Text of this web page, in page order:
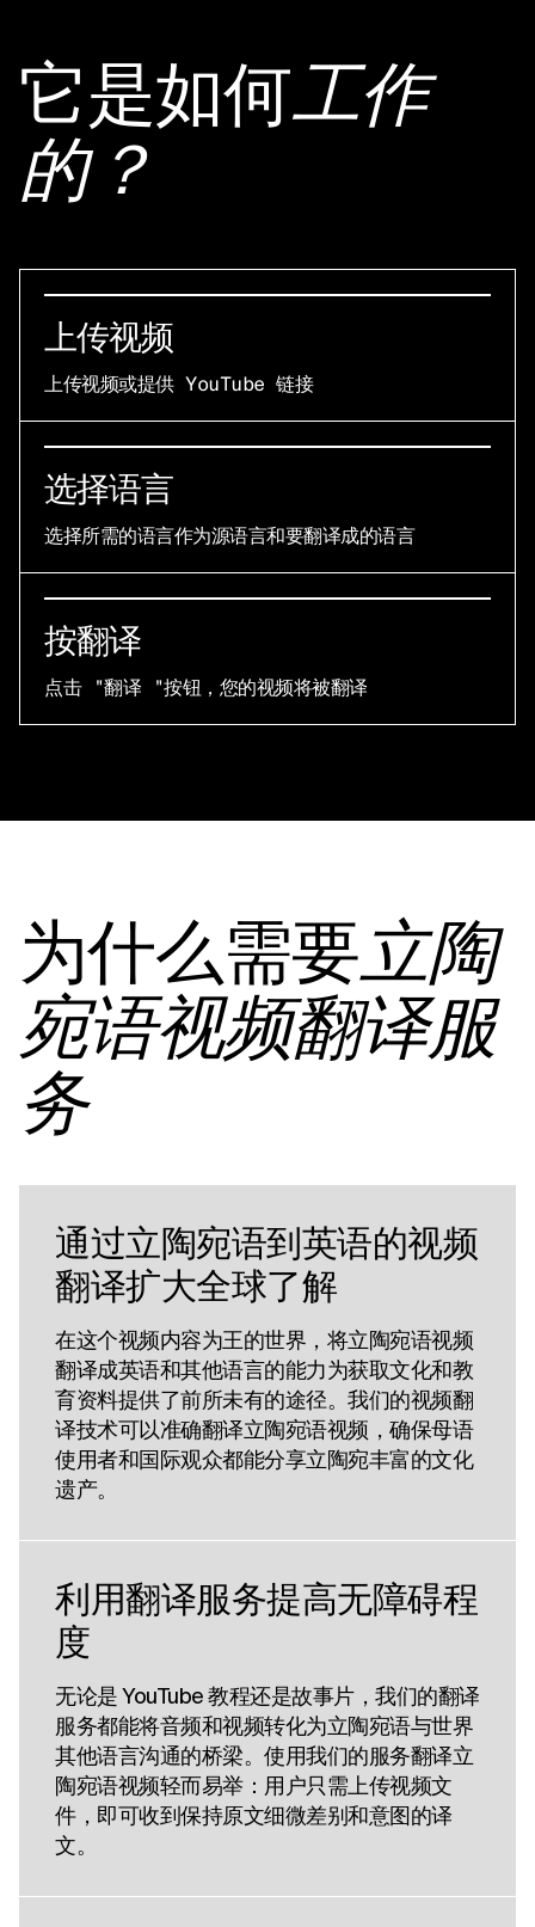
它是如何工作
的？
上传视频
上传视频或提供 YouTube 链接
选择语言
选择所需的语言作为源语言和要翻译成的语言
按翻译
点击 "翻译 "按钮，您的视频将被翻译
为什么需要立陶
宛语视频翻译服
务
通过立陶宛语到英语的视频
翻译扩大全球了解
在这个视频内容为王的世界，将立陶宛语视频
翻译成英语和其他语言的能力为获取文化和教
育资料提供了前所未有的途径。我们的视频翻
译技术可以准确翻译立陶宛语视频，确保母语
使用者和国际观众都能分享立陶宛丰富的文化
遗产。
利用翻译服务提高无障碍程
度
无论是 YouTube 教程还是故事片，我们的翻译
服务都能将音频和视频转化为立陶宛语与世界
其他语言沟通的桥梁。使用我们的服务翻译立
陶宛语视频轻而易举：用户只需上传视频文
件，即可收到保持原文细微差别和意图的译
文。